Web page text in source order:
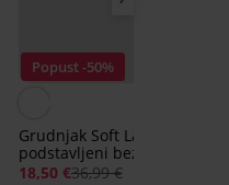
Popust -50%
Grudnjak Soft Lace II
podstavljeni bez žica
18,50 €36,99 €